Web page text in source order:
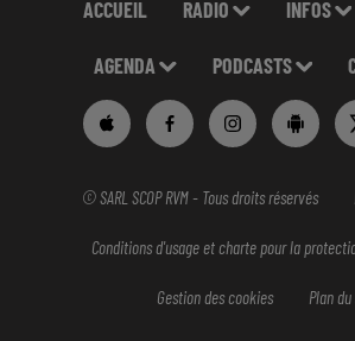
ACCUEIL RADIO INFOS
AGENDA PODCASTS
© SARL SCOP RVM - Tous droits réservés
Conditions d'usage et charte pour la
Gestion des cookies Plan